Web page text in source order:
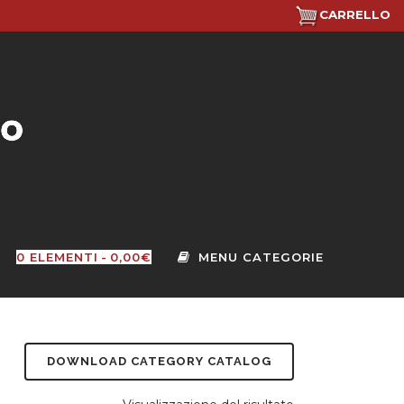
CARRELLO
0 ELEMENTI 0,00€
DOWNLOAD CATEGORY CATALOG